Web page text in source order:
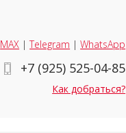
MAX |Telegram |WhatsApp
+7 (925) 525-04-85
Как добраться?